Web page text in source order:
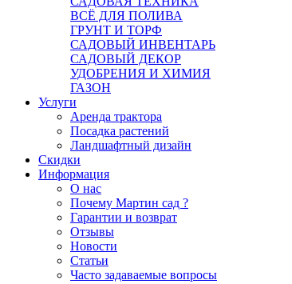
ВСЁ ДЛЯ ПОЛИВА
ГРУНТ И ТОРФ
САДОВЫЙ ИНВЕНТАРЬ
САДОВЫЙ ДЕКОР
УДОБРЕНИЯ И ХИМИЯ
ГАЗОН
Услуги
Аренда трактора
Посадка растений
Ландшафтный дизайн
Скидки
Информация
О нас
Почему Мартин сад ?
Гарантии и возврат
Отзывы
Новости
Статьи
Часто задаваемые вопросы